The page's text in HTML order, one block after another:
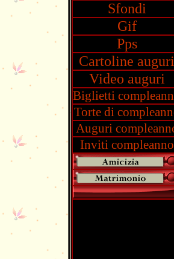
Sfondi
Gif
Pps
Cartoline auguri
Video auguri
Biglietti
Torte di
Auguri
Inviti compleanno